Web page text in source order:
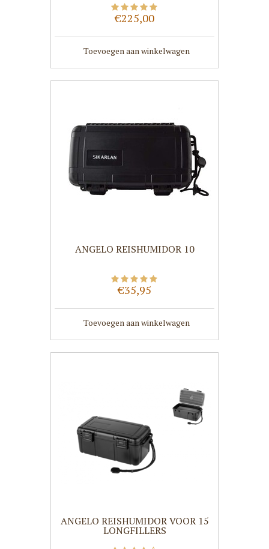
€225,00
Toevoegen aan winkelwagen
ANGELO REISHUMIDOR 10
€35,95
Toevoegen aan winkelwagen
ANGELO REISHUMIDOR VOOR 15
LONGFILLERS